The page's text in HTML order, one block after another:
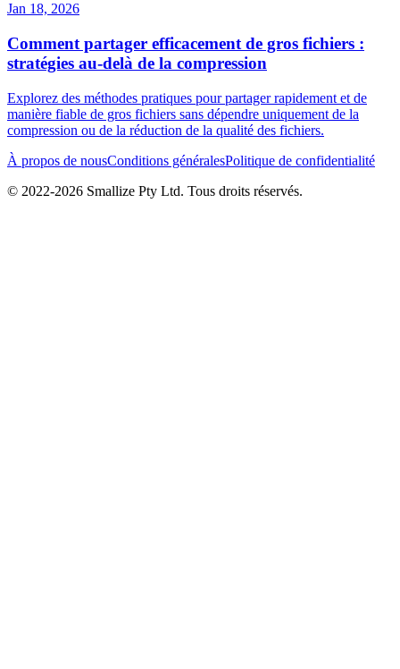
Jan 18, 2026
Comment partager efficacement de gros fichiers :
stratégies au-delà de la compression
Explorez des méthodes pratiques pour partager rapidement et de
manière fiable de gros fichiers sans dépendre uniquement de la
compression ou de la réduction de la qualité des fichiers.
À propos de nousConditions généralesPolitique de confidentialité
© 2022-2026 Smallize Pty Ltd. Tous droits réservés.